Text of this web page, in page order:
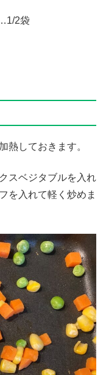
2袋
熱しておきます。
スベジタブルを入れ
を入れて軽く炒めま